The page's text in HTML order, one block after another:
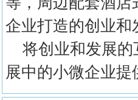
企业打造的创业和
将创业和发展的
展中的小微企业